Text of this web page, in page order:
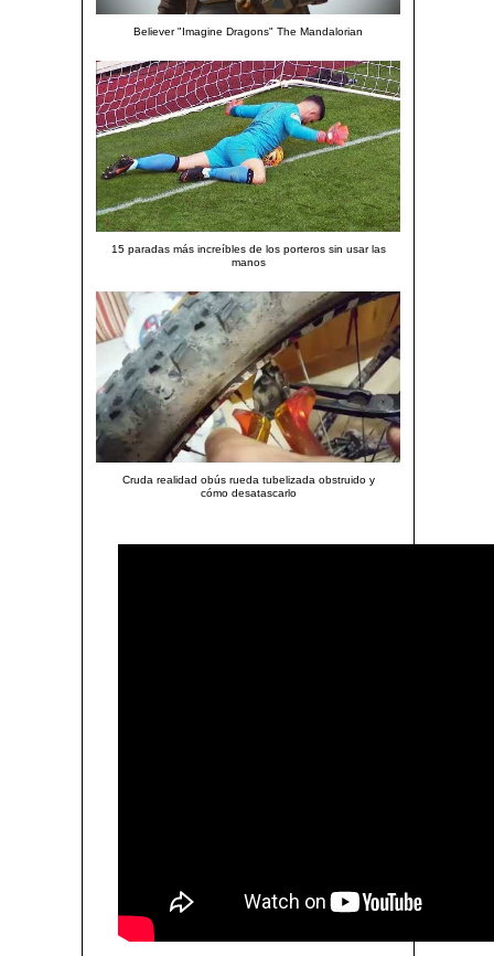
Believer "Imagine Dragons" The Mandalorian
15 paradas más increíbles de los porteros sin usar las
manos
Cruda realidad obús rueda tubelizada obstruido y
cómo desatascarlo